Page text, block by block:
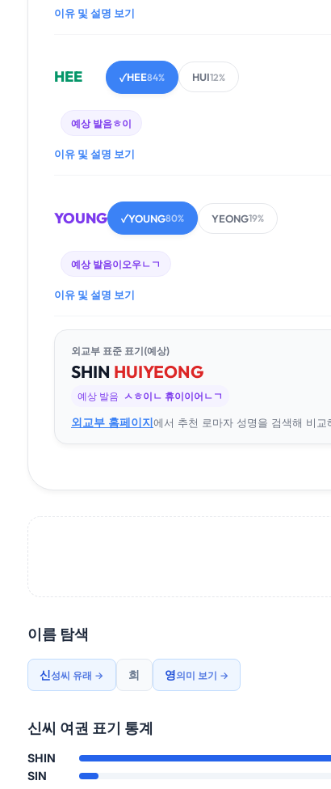
이유 및 설명 보기
HEE ✓HEE84% HUI12%
예상 발음ㅎ이
이유 및 설명 보기
YOUNG ✓YOUNG80% YEONG19%
예상 발음이오우ㄴㄱ
이유 및 설명 보기
외교부 표준 표기(예상)
SHIN HUIYEONG
예상 발음 ㅅㅎ이ㄴ 휴이이어ㄴㄱ
외교부 홈페이지에서 추천 로마자 성명을 검색해 비교
이름 탐색
신성씨 유래 → 희 영의미 보기 →
신씨 여권 표기 통계
SHIN
SIN